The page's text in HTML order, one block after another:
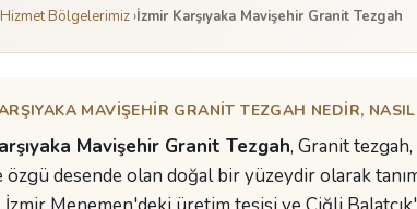
Hizmet Bölgelerimiz›İzmir Karşıyaka Mavişehir Granit Tezgah
MAVIŞEHIR GRANIT TEZGAH NEDIR,
Mavişehir Granit Tezgah, Granit
özgü desende olan doğal bir yüzeydir olarak